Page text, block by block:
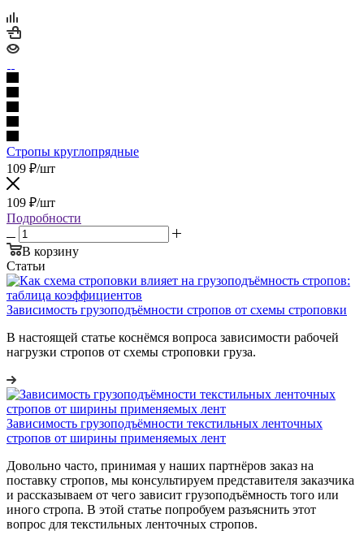
Стропы круглопрядные
109 ₽/шт
109 ₽/шт
Подробности
В корзину
Статьи
Зависимость грузоподъёмности стропов от схемы строповки
В настоящей статье коснёмся вопроса зависимости рабочей
нагрузки стропов от схемы строповки груза.
Зависимость грузоподъёмности текстильных ленточных
стропов от ширины применяемых лент
Довольно часто, принимая у наших партнёров заказ на
поставку стропов, мы консультируем представителя заказчика
и рассказываем от чего зависит грузоподъёмность того или
иного стропа. В этой статье попробуем разъяснить этот
вопрос для текстильных ленточных стропов.